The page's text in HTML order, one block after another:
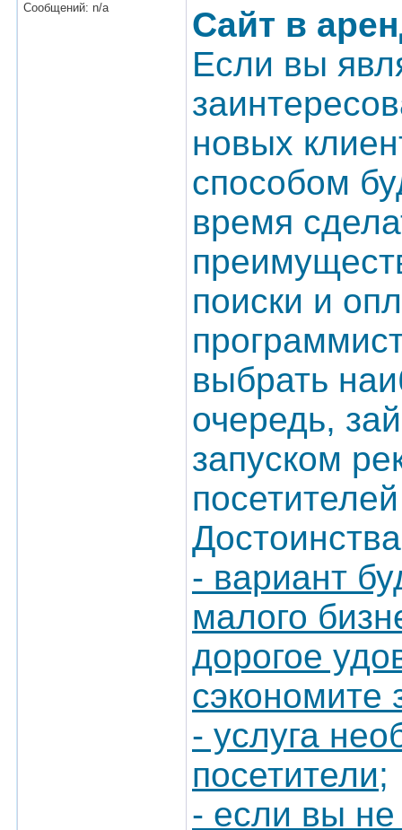
Сообщений: n/a
Сайт в
Если вы
новых
способом
время
поиски и
выбрать
очередь,
запуском
- вариант
малого
дорогое
сэкономите
- услуга
посетители;
- если вы не